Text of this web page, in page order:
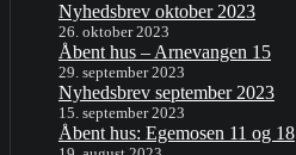
Nyhedsbrev oktober 2023
26. oktober 2023
Åbent hus – Arnevangen 15
29. september 2023
Nyhedsbrev september 2023
15. september 2023
Åbent hus: Egemosen 11 og 18